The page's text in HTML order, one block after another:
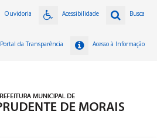
Busca
Acessibilidade
Ouvidoria
Acesso à Informação
Portal da Transparência